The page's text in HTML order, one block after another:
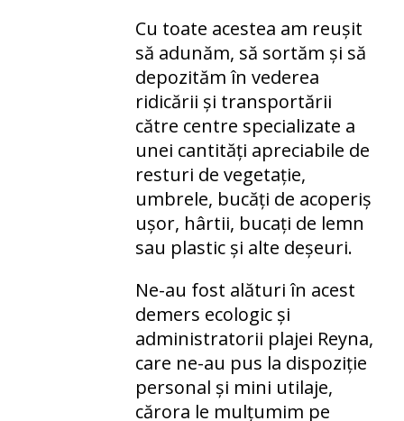
Cu toate acestea am reușit
să adunăm, să sortăm și să
depozităm în vederea
ridicării și transportării
către centre specializate a
unei cantități apreciabile de
resturi de vegetație,
umbrele, bucăți de acoperiș
ușor, hârtii, bucați de lemn
sau plastic și alte deșeuri.
Ne-au fost alături în acest
demers ecologic și
administratorii plajei Reyna,
care ne-au pus la dispoziție
personal și mini utilaje,
cărora le mulțumim pe